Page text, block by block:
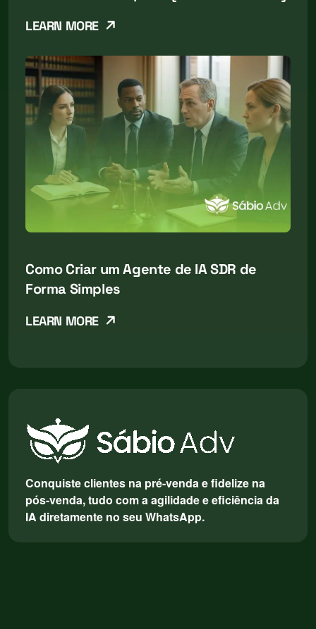
LEARN MORE
Como Criar um Agente de IA SDR de
Forma Simples
LEARN MORE
Conquiste clientes na pré-venda e fidelize na
pós-venda, tudo com a agilidade e eficiência da
IA diretamente no seu WhatsApp.